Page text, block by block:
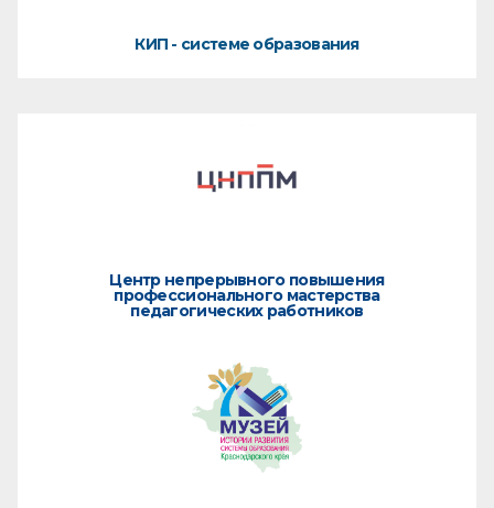
КИП - системе образования
Центр непрерывного повышения
профессионального мастерства
педагогических работников